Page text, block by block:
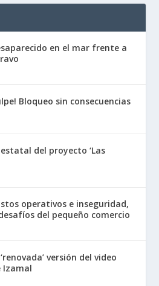
en el mar frente a
Bloqueo sin consecuencias
estatal del proyecto ‘Las
operativos e inseguridad,
del pequeño comercio
versión del video
Izamal